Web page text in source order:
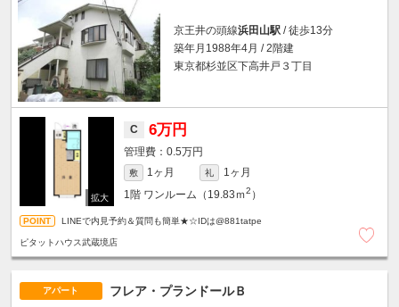
京王井の頭線浜田山駅 / 徒歩13分
築年月1988年4月 / 2階建
東京都杉並区下高井戸３丁目
C 6万円
0.5万円
敷 1ヶ月 礼
1ヶ月
1階 ワンルーム（19.83ｍ2 ）
LINEで内見予約＆質問も簡単★☆IDは@881tatpe
ピタットハウス武蔵境店
アパート フレア・プランドールＢ